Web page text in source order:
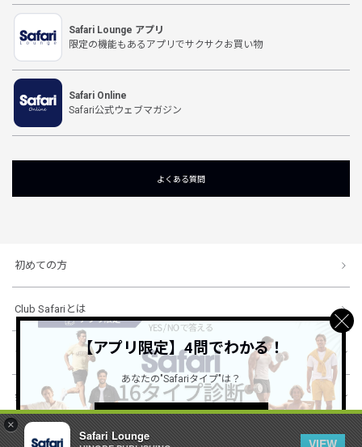
×
Safari Lounge
VIEW
Safari Lounge アプリ
限定の機能もあるアプリでサクサクお買い物
Safari Online
Safari公式ウェブマガジン
よくある質問
初めての方
Club Safariとは
ショッピングガイド
会社概要・規約
【アプリ限定】4問でわかる！
あなたの"Safariタイプ"は？
詳しくはこちら ＞